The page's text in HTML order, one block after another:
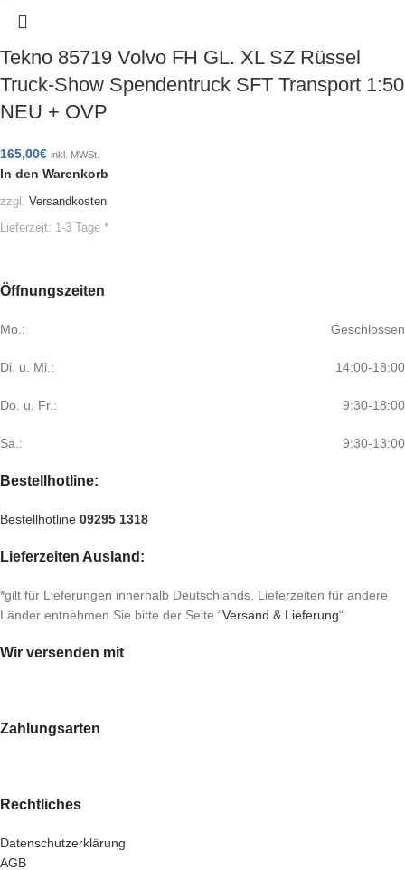
Tekno 85719 Volvo FH GL. XL SZ Rüssel
Truck-Show Spendentruck SFT Transport 1:50
NEU + OVP
165,00€ inkl. MWSt.
In den Warenkorb
zzgl. Versandkosten
Lieferzeit: 1-3 Tage *
Öffnungszeiten
Mo.: Geschlossen
Di. u. Mi.: 14:00-18:00
Do. u. Fr.: 9:30-18:00
Sa.: 9:30-13:00
Bestellhotline:
Bestellhotline 09295 1318
Lieferzeiten Ausland:
*gilt für Lieferungen innerhalb Deutschlands, Lieferzeiten für andere
Länder entnehmen Sie bitte der Seite “Versand & Lieferung“
Wir versenden mit
Zahlungsarten
Rechtliches
Datenschutzerklärung
AGB